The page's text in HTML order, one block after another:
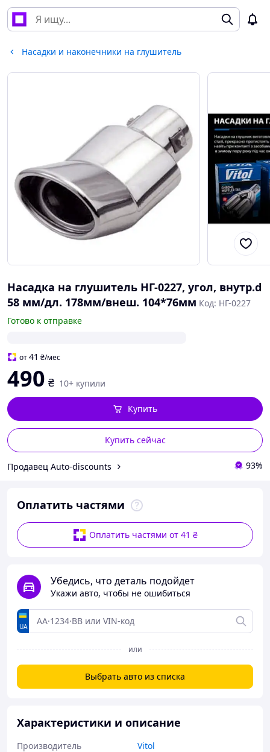
Насадки и наконечники на глушитель
Насадка на глушитель НГ-0227, угол, внутр.d
58 мм/дл. 178мм/внеш. 104*76мм Код: НГ-0227
Готово к отправке
от41 ₴/мес
490 ₴ 10+ купили
Купить сейчас
Купить
Продавец Auto-discounts 93%
Оплатить частями
Оплатить частями от 41 ₴
Убедись, что деталь подойдет
Укажи авто, чтобы не ошибиться
UA
или
Выбрать авто из списка
Характеристики и описание
Производитель
Vitol